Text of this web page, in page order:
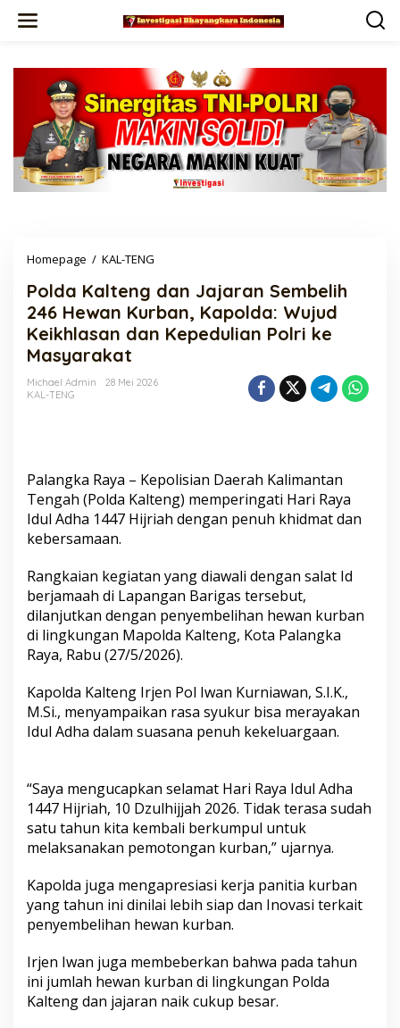
Homepage / KAL-TENG
dan
Jajaran
Sembelih
246
Kapolda:
ke
Masyarakat
Polda Kalteng dan Jajaran Sembelih
246 Hewan Kurban, Kapolda: Wujud
Keikhlasan dan Kepedulian Polri ke
Masyarakat
Michael Admin
28 Mei 2026
KAL-TENG
Palangka Raya – Kepolisian Daerah Kalimantan
Tengah (Polda Kalteng) memperingati Hari Raya
Idul Adha 1447 Hijriah dengan penuh khidmat dan
kebersamaan.
Rangkaian kegiatan yang diawali dengan salat Id
berjamaah di Lapangan Barigas tersebut,
dilanjutkan dengan penyembelihan hewan kurban
di lingkungan Mapolda Kalteng, Kota Palangka
Raya, Rabu (27/5/2026).
Kapolda Kalteng Irjen Pol Iwan Kurniawan, S.I.K.,
M.Si., menyampaikan rasa syukur bisa merayakan
Idul Adha dalam suasana penuh kekeluargaan.
“Saya mengucapkan selamat Hari Raya Idul Adha
1447 Hijriah, 10 Dzulhijjah 2026. Tidak terasa sudah
satu tahun kita kembali berkumpul untuk
melaksanakan pemotongan kurban,” ujarnya.
Kapolda juga mengapresiasi kerja panitia kurban
yang tahun ini dinilai lebih siap dan Inovasi terkait
penyembelihan hewan kurban.
Irjen Iwan juga membeberkan bahwa pada tahun
ini jumlah hewan kurban di lingkungan Polda
Kalteng dan jajaran naik cukup besar.